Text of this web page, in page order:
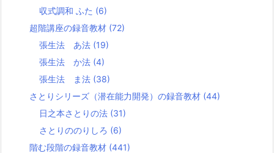
収式調和 ふた (6)
超階講座の録音教材 (72)
張生法 あ法 (19)
張生法 か法 (4)
張生法 ま法 (38)
さとりシリーズ（潜在能力開発）の録音教材 (44)
日之本さとりの法 (31)
さとりののりしろ (6)
階む段階の録音教材 (441)